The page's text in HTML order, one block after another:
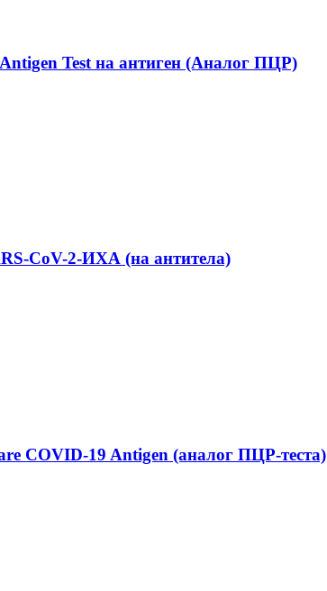
Antigen Test на антиген (Аналог ПЦР)
CoV-2-ИХА (на антитела)
COVID-19 Antigen (аналог ПЦР-теста)